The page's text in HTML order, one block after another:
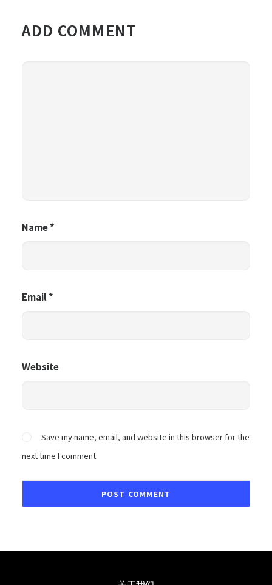
ADD COMMENT
Name*
Email*
Website
Save my name, email, and website in this browser for the
next time I comment.